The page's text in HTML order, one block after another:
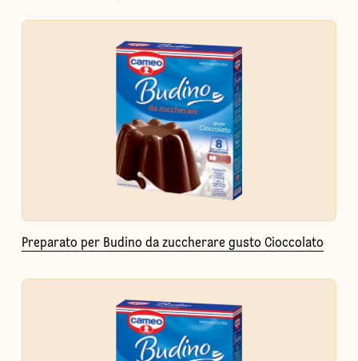
Preparato per Budino da zuccherare gusto Cioccolato